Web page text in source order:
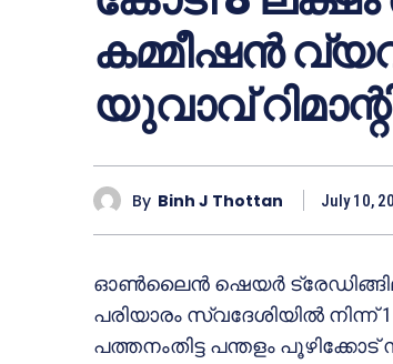
കമ്മീഷൻ
യുവാവ്
By Binh J Thottan July 10,
ഓൺലൈൻ ഷെയർ
പരിയാരം സ്വദേശിയിൽ നിന്ന്
പത്തനംതിട്ട പന്തളം